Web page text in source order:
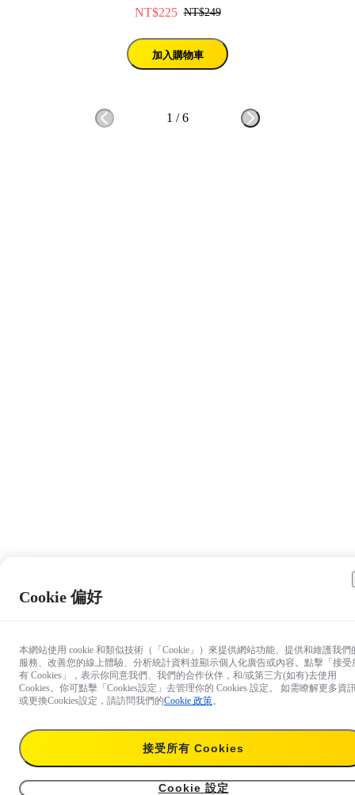
NT$225 NT$249
加入購物車
1 /6
NT$225
黑色
加入購物車
Cookie 偏好
本網站使用 cookie 和類似技術（「Cookie」）來提供網站功能、提供和維護我們
服務、改善您的線上體驗、分析統計資料並顯示個人化廣告或內容。點擊「接受
有 Cookies」，表示你同意我們、我們的合作伙伴，和/或第三方(如有)去使用
Cookies。你可點擊「Cookies設定」去管理你的 Cookies 設定。 如需瞭解更多資
或更換Cookies設定，請訪問我們的Cookie 政策。
接受所有 Cookies
Cookie 設定